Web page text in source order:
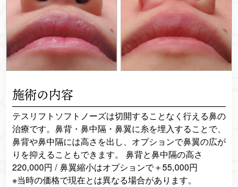
施術の内容
テスリフトソフトノーズは切開することなく行える鼻の
治療です。鼻背・鼻中隔・鼻翼に糸を埋入することで、
鼻背や鼻中隔には高さを出し、オプションで鼻翼の広が
りを抑えることもできます。 鼻背と鼻中隔の高さ
220,000円 / 鼻翼縮小はオプションで＋55,000円
※当時の価格で現在とは異なる場合があります。